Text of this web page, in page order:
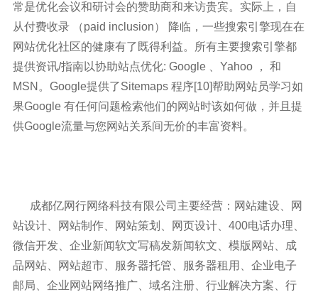
常是优化会议和研讨会的赞助商和来访贵宾。实际上，自
从付费收录 （paid inclusion） 降临，一些搜索引擎现在在
网站优化社区的健康有了既得利益。所有主要搜索引擎都
提供资讯/指南以协助站点优化: Google 、Yahoo ， 和
MSN。Google提供了Sitemaps 程序[10]帮助网站员学习如
果Google 有任何问题检索他们的网站时该如何做，并且提
供Google流量与您网站关系间无价的丰富资料。
成都亿网行网络科技有限公司主要经营：网站建设、网
站设计、网站制作、网站策划、网页设计、400电话办理、
微信开发、企业新闻软文写稿发新闻软文、模版网站、成
品网站、网站超市、服务器托管、服务器租用、企业电子
邮局、企业网站网络推广、域名注册、行业解决方案、行